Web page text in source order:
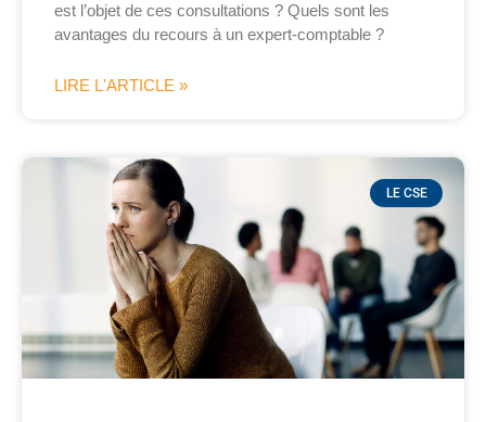
est l’objet de ces consultations ? Quels sont les
avantages du recours à un expert-comptable ?
LIRE L'ARTICLE »
LE CSE